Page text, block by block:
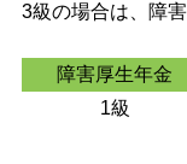
3級の場合は、障
障害厚生年金
1級